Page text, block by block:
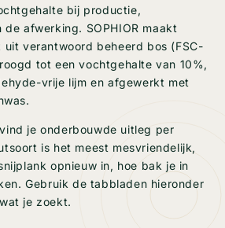
bij productie,
afwerking. SOPHIOR maakt
uit verantwoord beheerd bos (FSC-
tot een vochtgehalte van 10%,
vrije lijm en afgewerkt met
je onderbouwde uitleg per
is het meest mesvriendelijk,
opnieuw in, hoe bak je in
Gebruik de tabbladen hieronder
je zoekt.